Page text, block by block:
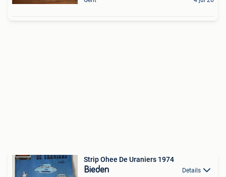
Strip Ohee De Uraniers 1974
Bieden Details